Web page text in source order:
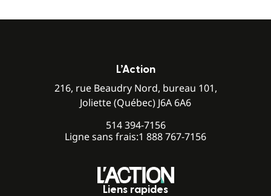
L’Action
216, rue Beaudry Nord, bureau 101,
Joliette (Québec) J6A 6A6
514 394-7156
Ligne sans frais:1 888 767-7156
Liens rapides